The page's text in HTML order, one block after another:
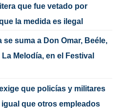
que fue vetado por
la medida es ilegal
suma a Don Omar, Beéle,
Melodía, en el Festival
que policías y militares
que otros empleados